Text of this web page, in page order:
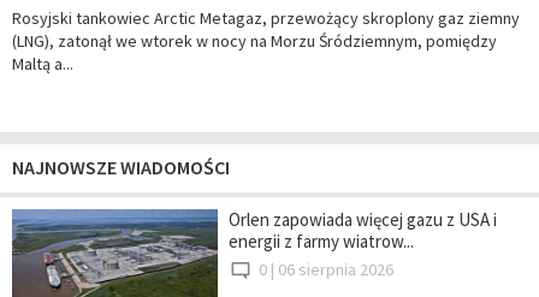
Rosyjski tankowiec Arctic Metagaz, przewożący skroplony gaz ziemny
(LNG), zatonął we wtorek w nocy na Morzu Śródziemnym, pomiędzy
Maltą a...
NAJNOWSZE WIADOMOŚCI
Orlen zapowiada więcej gazu z USA i
energii z farmy wiatrow...
0 | 06 sierpnia 2026